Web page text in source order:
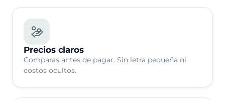
Precios claros
Comparas antes de pagar. Sin letra pequeña ni
costos ocultos.